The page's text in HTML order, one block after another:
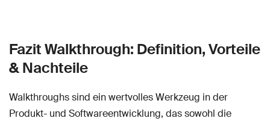
Fazit Walkthrough: Definition, Vorteile
& Nachteile
Walkthroughs sind ein wertvolles Werkzeug in der
Produkt- und Softwareentwicklung, das sowohl die